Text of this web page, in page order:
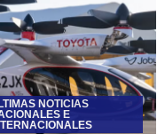
NOTICIAS
E